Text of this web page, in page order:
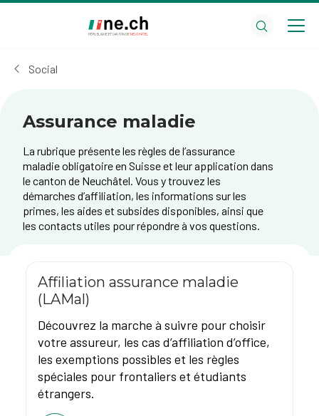
cookies
Social
Assurance maladie
La rubrique présente les règles de l’assurance
maladie obligatoire en Suisse et leur application dans
le canton de Neuchâtel. Vous y trouvez les
démarches d’affiliation, les informations sur les
primes, les aides et subsides disponibles, ainsi que
les contacts utiles pour répondre à vos questions.
Affiliation assurance maladie
(LAMal)
Découvrez la marche à suivre pour choisir
votre assureur, les cas d’affiliation d’office,
les exemptions possibles et les règles
spéciales pour frontaliers et étudiants
étrangers.